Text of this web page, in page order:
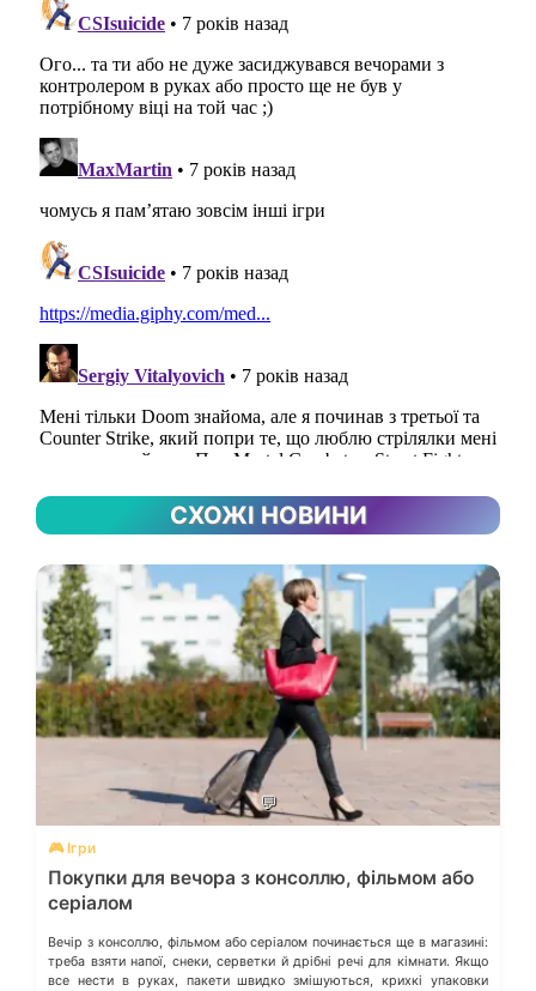
СХОЖІ НОВИНИ
💬
🎮 Ігри
Покупки для вечора з консоллю, фільмом або
серіалом
Вечір з консоллю, фільмом або серіалом починається ще в магазині:
треба взяти напої, снеки, серветки й дрібні речі для кімнати. Якщо
все нести в руках, пакети швидко змішуються, крихкі упаковки